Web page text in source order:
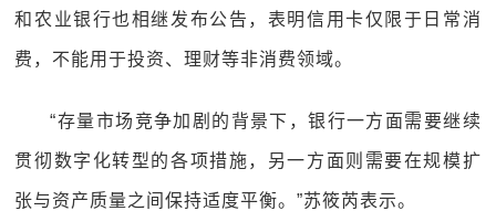
和农业银行也相继发布公告，表明信用卡仅限于日常消
费，不能用于投资、理财等非消费领域。
“存量市场竞争加剧的背景下，银行一方面需要继续
贯彻数字化转型的各项措施，另一方面则需要在规模扩
张与资产质量之间保持适度平衡。”苏筱芮表示。